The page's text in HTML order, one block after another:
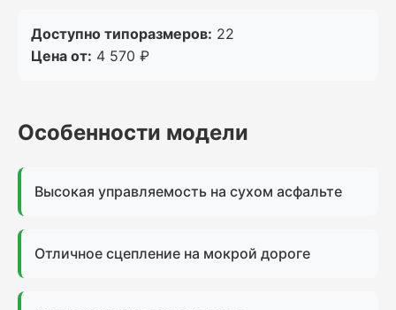
Доступно типоразмеров: 22
Цена от: 4 570 ₽
Особенности модели
Высокая управляемость на сухом асфальте
Отличное сцепление на мокрой дороге